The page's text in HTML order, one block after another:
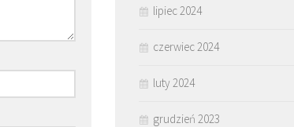
lipiec 2024
czerwiec 2024
luty 2024
grudzień 2023